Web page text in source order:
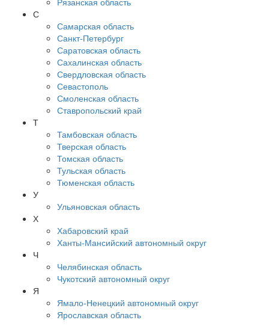
С
Самарская область
Санкт-Петербург
Саратовская область
Сахалинская область
Свердловская область
Севастополь
Смоленская область
Ставропольский край
Т
Тамбовская область
Тверская область
Томская область
Тульская область
Тюменская область
У
Ульяновская область
Х
Хабаровский край
Ханты-Мансийский автономный округ
Ч
Челябинская область
Чукотский автономный округ
Я
Ямало-Ненецкий автономный округ
Ярославская область